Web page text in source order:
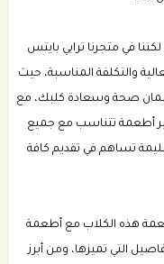
في متجرنا ترابي بايتس
والتكلفة المناسبة، حيث
صحة وسعادة كلبك، مع
أطعمة تتناسب مع جميع
تساهم في تقديم كافة
هذه الكلاب مع أطعمة
التي تميزها، ومن أبرز